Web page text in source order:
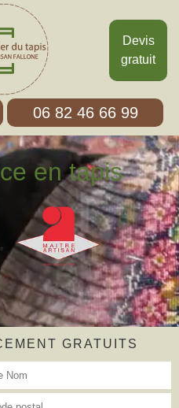
Devis
gratuit
06 82 46 66 99
en tapis
GRATUITS